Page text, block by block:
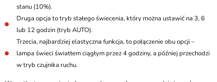
stanu (10%).
Druga opcja to tryb stałego świecenia, który można ustawić na 3, 6
lub 12 godzin (tryb AUTO).
Trzecia, najbardziej elastyczna funkcja, to połączenie obu opcji –
lampa świeci światłem ciągłym przez 4 godziny, a później przechodzi
w tryb czujnika ruchu.